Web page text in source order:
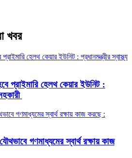
খবর
প্রাইমারি হেলথ কেয়ার ইউনিট :
গণমাধ্যমের স্বার্থ রক্ষায় কাজ